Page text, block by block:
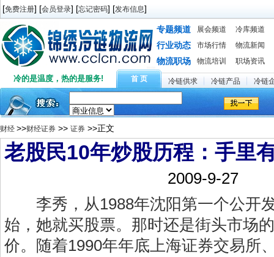
[免费注册] [会员登录] [忘记密码] [发布信息]
专题频道 展会频道 冷库频道
行业动态 市场行情 物流新闻
物流职场 物流培训 职场资讯
冷的是温度，热的是服务! 首 页 冷链供求 冷链产品 冷链
财经 >>财经证券 >> 证券 >>正文
老股民10年炒股历程：手里
2009-9-27
李秀，从1988年沈阳第一个公开
始，她就买股票。那时还是街头市场
价。随着1990年年底上海证券交易所